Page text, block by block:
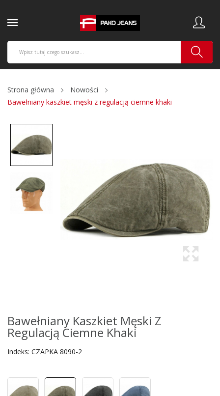
Strona główna
Nowości
Bawełniany kaszkiet męski z regulacją ciemne khaki
Bawełniany Kaszkiet Męski Z
Regulacją Ciemne Khaki
Indeks: CZAPKA 8090-2